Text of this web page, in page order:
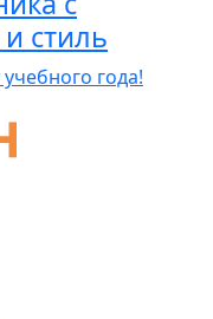
стиль
года!